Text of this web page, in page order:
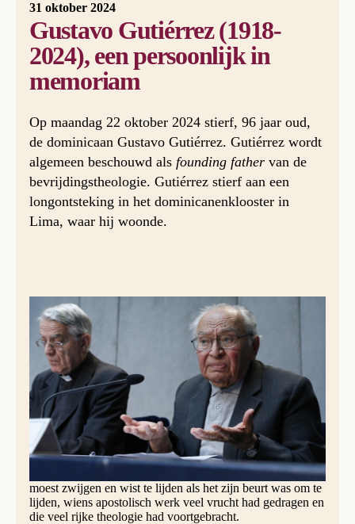
31 oktober 2024
Gustavo Gutiérrez (1918-
2024), een persoonlijk in
memoriam
Op maandag 22 oktober 2024 stierf, 96 jaar oud,
de dominicaan Gustavo Gutiérrez. Gutiérrez wordt
algemeen beschouwd als founding fathervan de
bevrijdingstheologie. Gutiérrez stierf aan een
longontsteking in het dominicanenklooster in
Lima, waar hij woonde.
Gustavo Gutiérrez (1918-2024).
De uitvaart vond op 24 oktober plaats in de basiliek van de
Allerheiligste Rozenkrans in de Peruaanse hoofdstad. De
aartsbisschop van Lima was de hoofdcelebrant. Kort voor
de begrafenis begon, waarbij naar schatting zo’n 1000
mensen aanwezig waren, zette het Vaticaan een video op
zijn YouTube-kanaal. Daarin noemde paus Franciscus
Gutiérrez ‘een man van de kerk’, die wist te zwijgen als hij
moest zwijgen en wist te lijden als het zijn beurt was om te
lijden, wiens apostolisch werk veel vrucht had gedragen en
die veel rijke theologie had voortgebracht.